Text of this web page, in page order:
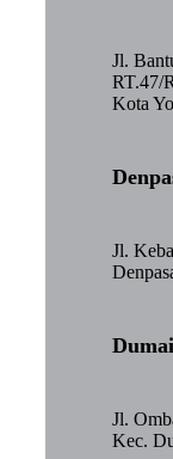
Jl.
RT.47/
Kota
Jl.
Dumai
Jl.
Kec.